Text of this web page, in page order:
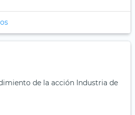
de la acción Industria de